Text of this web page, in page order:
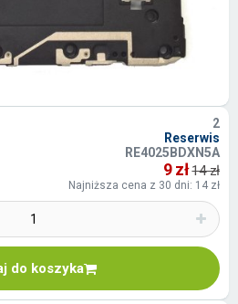
2
Reserwis
RE4025BDXN5A
9 zł14 zł
Najniższa cena z 30 dni: 14 zł
do koszyka